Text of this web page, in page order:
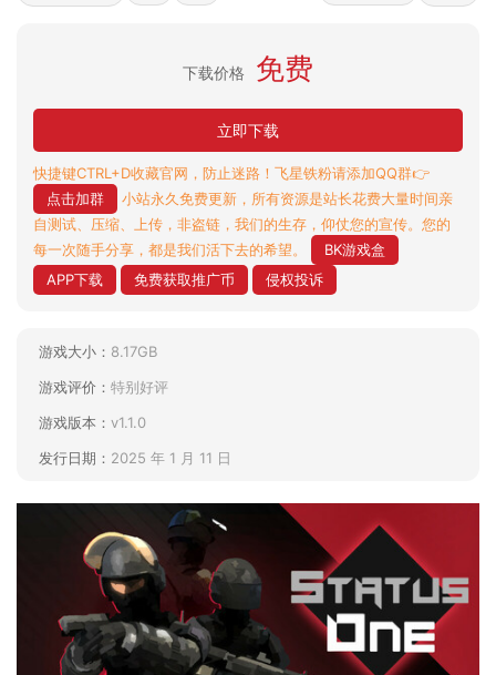
下载价格 免费
立即下载
快捷键CTRL+D收藏官网，防止迷路！飞星铁粉请添加QQ群👉
点击加群
小站永久免费更新，所有资源是站长花费大量时间亲
自测试、压缩、上传，非盗链，我们的生存，仰仗您的宣传。您的
每一次随手分享，都是我们活下去的希望。
BK游戏盒
APP下载
免费获取推广币 侵权投诉
游戏大小： 8.17GB
游戏评价： 特别好评
游戏版本： v1.1.0
发行日期： 2025 年 1 月 11 日